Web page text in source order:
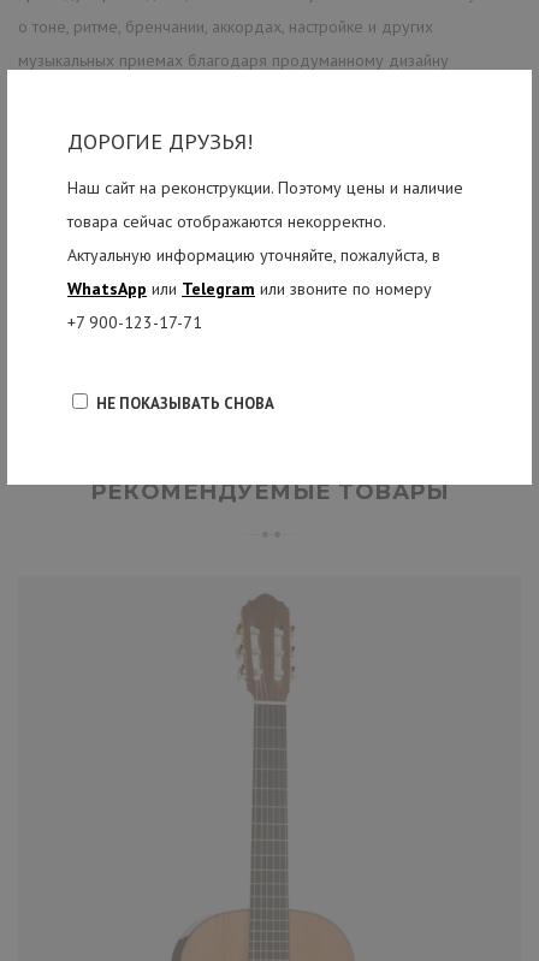
ДОРОГИЕ ДРУЗЬЯ!
Наш сайт на реконструкции. Поэтому цены и наличие
товара сейчас отображаются некорректно.
Актуальную информацию уточняйте, пожалуйста, в
WhatsApp или Telegram или звоните по номеру
+7 900-123-17-71
НЕ ПОКАЗЫВАТЬ СНОВА
о тоне, ритме, бренчании, аккордах, настройке и других
музыкальных приемах благодаря продуманному дизайну
приключенческих историй. Очаровательная Keiki K1-PUR украсит
любимую комнату вашего юного музыканта в перерывах между
занятиями. Укулеле можно подвешивать на специальный настенный
крючок, хранить в чехле (приобретается отдельно) или в коробке.
Перед отправкой наш опытный мастер подготовит инструмент для
РЕКОМЕНДУЕМЫЕ ТОВАРЫ